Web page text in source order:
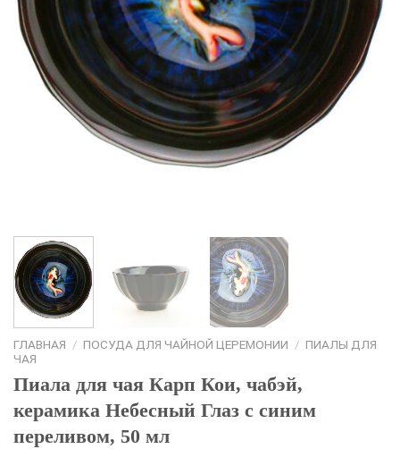
ГЛАВНАЯ / ПОСУДА ДЛЯ ЧАЙНОЙ ЦЕРЕМОНИИ / ПИАЛЫ ДЛЯ
ЧАЯ
Пиала для чая Карп Кои, чабэй,
керамика Небесный Глаз с синим
переливом, 50 мл